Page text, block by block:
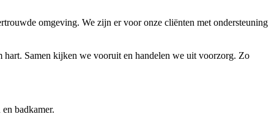
omgeving. We zijn er voor onze cliënten met ondersteuning
hart. Samen kijken we vooruit en handelen we uit voorzorg. Zo
badkamer.